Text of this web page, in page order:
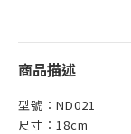
商品描述
型號：ND021
尺寸：18cm